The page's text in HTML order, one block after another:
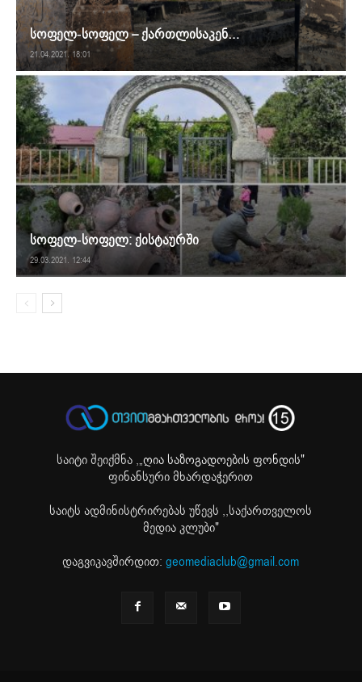
სოფელ-სოფელ – ქართლისაკენ…
21.04.2021. 18:01
სოფელ-სოფელ: ქისტაურში
29.03.2021. 12:44
საიტი შეიქმნა ,„ღია საზოგადოების ფონდის"
ფინანსური მხარდაჭერით
საიტს ადმინისტრირებას უწევს ,,საქართველოს
მედია კლუბი"
დაგვიკავშირდით:geomediaclub@gmail.com